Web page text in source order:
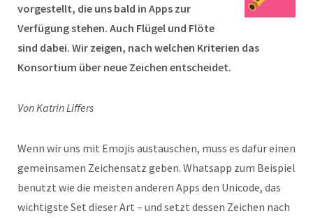
vorgestellt, die uns bald in Apps zur
Verfügung stehen. Auch Flügel und Flöte
sind dabei. Wir zeigen, nach welchen Kriterien das
Konsortium über neue Zeichen entscheidet.
Von Katrin Liffers
Wenn wir uns mit Emojis austauschen, muss es dafür einen
gemeinsamen Zeichensatz geben. Whatsapp zum Beispiel
benutzt wie die meisten anderen Apps den Unicode, das
wichtigste Set dieser Art – und setzt dessen Zeichen nach